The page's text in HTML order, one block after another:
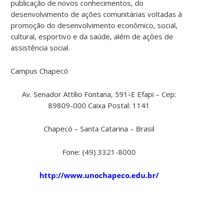
publicação de novos conhecimentos, do
desenvolvimento de ações comunitárias voltadas à
promoção do desenvolvimento econômico, social,
cultural, esportivo e da saúde, além de ações de
assistência social.
Campus Chapecó
Av. Senador Attílio Fontana, 591-E Efapi – Cep:
89809-000 Caixa Postal: 1141
Chapecó – Santa Catarina – Brasil
Fone: (49) 3321-8000
http://www.unochapeco.edu.br/